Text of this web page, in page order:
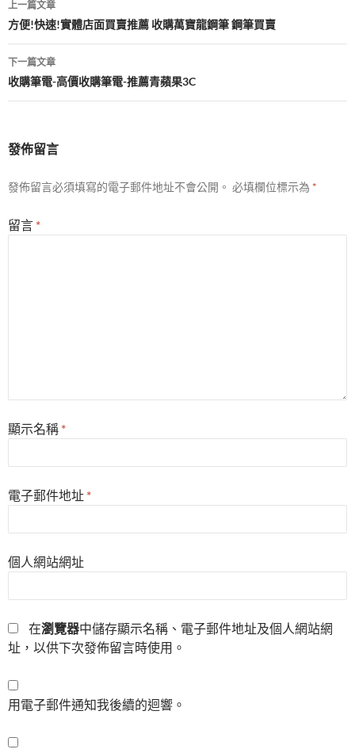
章
導
覽
上一篇文章
方便!快速!實體店面買賣推薦 收購萬寶龍鋼筆 鋼筆買賣
下一篇文章
收購筆電-高價收購筆電-推薦青蘋果3C
發佈留言
發佈留言必須填寫的電子郵件地址不會公開。 必填欄位標示為 *
留言 *
顯示名稱 *
電子郵件地址 *
個人網站網址
在瀏覽器中儲存顯示名稱、電子郵件地址及個人網站網
址，以供下次發佈留言時使用。
用電子郵件通知我後續的迴響。